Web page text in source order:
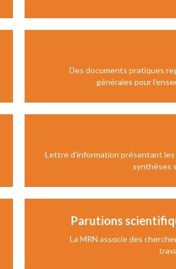
Des documents pratiques
générales pour
Lettre d'information présentant les
synthèses
Parutions
La MRN associe des